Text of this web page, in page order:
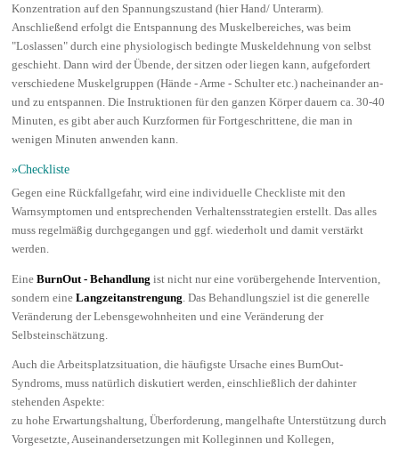
Konzentration auf den Spannungszustand (hier Hand/ Unterarm).
Anschließend erfolgt die Entspannung des Muskelbereiches, was beim
"Loslassen" durch eine physiologisch bedingte Muskeldehnung von selbst
geschieht. Dann wird der Übende, der sitzen oder liegen kann, aufgefordert
verschiedene Muskelgruppen (Hände - Arme - Schulter etc.) nacheinander an-
und zu entspannen. Die Instruktionen für den ganzen Körper dauern ca. 30-40
Minuten, es gibt aber auch Kurzformen für Fortgeschrittene, die man in
wenigen Minuten anwenden kann.
»Checkliste
Gegen eine Rückfallgefahr, wird eine individuelle Checkliste mit den
Warnsymptomen und entsprechenden Verhaltensstrategien erstellt. Das alles
muss regelmäßig durchgegangen und ggf. wiederholt und damit verstärkt
werden.
EineBurnOut - Behandlung ist nicht nur eine vorübergehende Intervention,
sondern eine Langzeitanstrengung . Das Behandlungsziel ist die generelle
Veränderung der Lebensgewohnheiten und eine Veränderung der
Selbsteinschätzung.
Auch die Arbeitsplatzsituation, die häufigste Ursache eines BurnOut-
Syndroms, muss natürlich diskutiert werden, einschließlich der dahinter
stehenden Aspekte:
zu hohe Erwartungshaltung, Überforderung, mangelhafte Unterstützung durch
Vorgesetzte, Auseinandersetzungen mit Kolleginnen und Kollegen,